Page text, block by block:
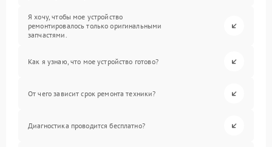
Я хочу, чтобы мое устройство
ремонтировалось только оригинальными
запчастями.
Как я узнаю, что мое устройство готово?
От чего зависит срок ремонта техники?
Диагностика проводится бесплатно?